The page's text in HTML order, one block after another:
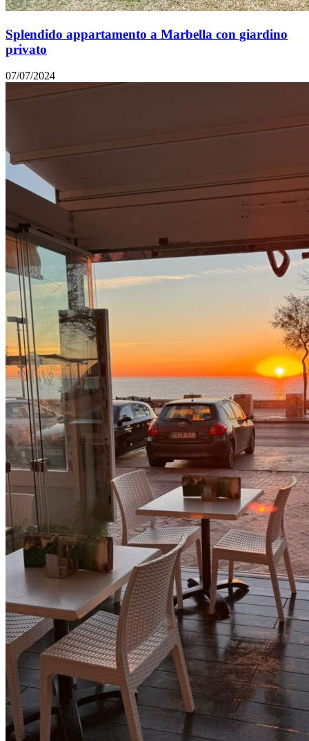
Splendido appartamento a Marbella con giardino
privato
07/07/2024